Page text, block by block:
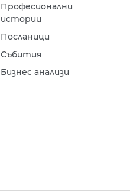
Професионални
истории
Посланици
Събития
Бизнес анализи